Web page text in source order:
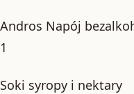
Andros Napój
1
Soki syropy i nektary